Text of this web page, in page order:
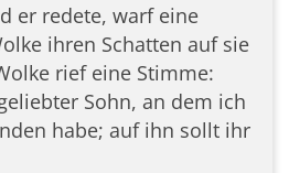
er redete, warf eine
ihren Schatten auf sie
rief eine Stimme:
Sohn, an dem ich
habe; auf ihn sollt ihr